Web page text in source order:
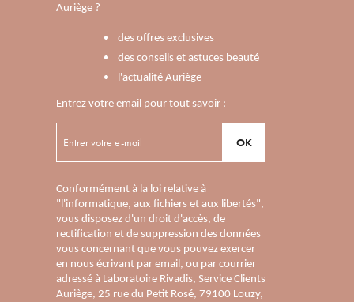
Auriège ?
des offres exclusives
des conseils et astuces beauté
l'actualité Auriège
Entrez votre email pour tout savoir :
OK
Conformément à la loi relative à
"l'informatique, aux fichiers et aux libertés",
vous disposez d'un droit d'accès, de
rectification et de suppression des données
vous concernant que vous pouvez exercer
en nous écrivant par email, ou par courrier
adressé à Laboratoire Rivadis, Service Clients
Auriège, 25 rue du Petit Rosé, 79100 Louzy,